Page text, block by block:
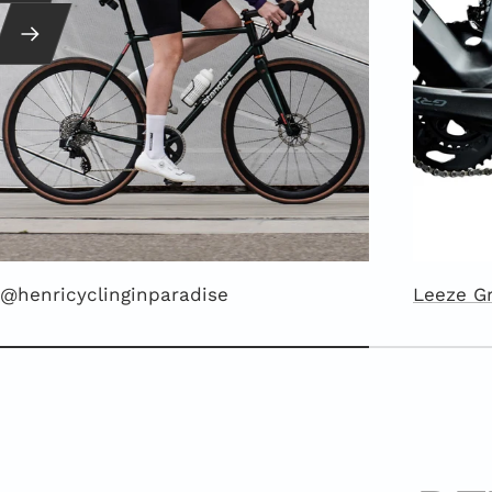
@henricyclinginparadise Leeze
Weiter